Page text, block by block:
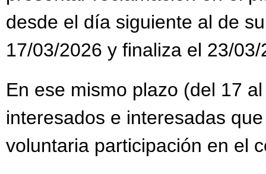
desde el día siguiente al de
17/03/2026 y finaliza el 23/
En ese mismo plazo (del 17
interesados e interesadas
voluntaria participación en el